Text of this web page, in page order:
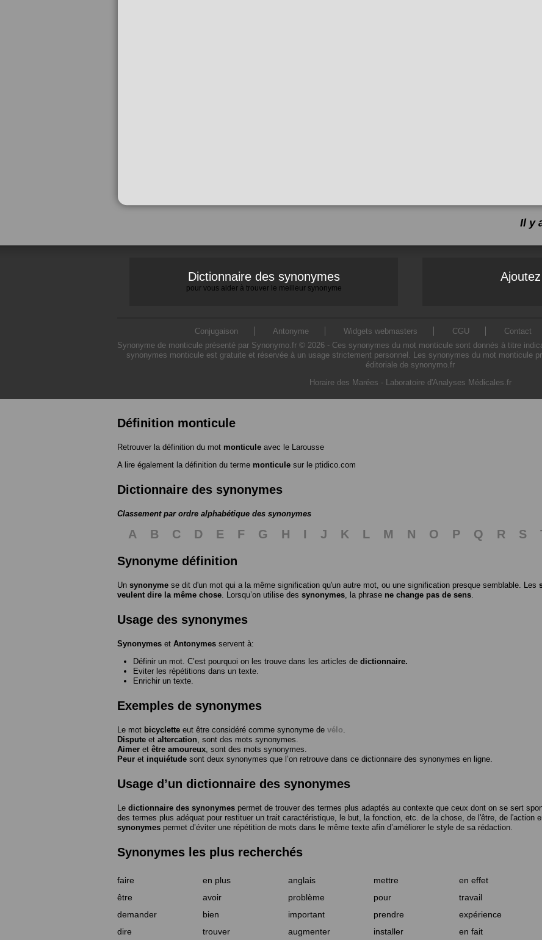
Il y
Dictionnaire des synonymes
pour vous aider à trouver le meilleur synonyme
Conjugaison Antonyme Widgets webmasters CGU Contact
Synonyme de monticule présenté par Synonymo.fr © 2026 - Ces synonymes du mot monticule sont donnés à titre
synonymes monticule est gratuite et réservée à un usage strictement personnel. Les synonymes du mot monticule
éditoriale de synonymo.fr
Horaire des Marées - Laboratoire d'Analyses Médicales.fr
Définition monticule
Retrouver la définition du mot monticule avec le Larousse
A lire également la définition du terme monticule sur le ptidico.com
Dictionnaire des synonymes
Classement par ordre alphabétique des synonymes
A B C D E F G H I J K L M N O P Q R S
Synonyme définition
Un synonyme se dit d'un mot qui a la même signification qu'un autre mot, ou une signification presque semblable. Les
veulent dire la même chose . Lorsqu’on utilise des synonymes , la phrase ne change pas de sens
Usage des synonymes
Synonymes et Antonymes servent à:
Définir un mot. C’est pourquoi on les trouve dans les articles de dictionnaire.
Eviter les répétitions dans un texte.
Enrichir un texte.
Exemples de synonymes
Le mot bicyclette eut être considéré comme synonyme de vélo
Dispute et altercation , sont des mots synonymes.
Aimer et être amoureux , sont des mots synonymes.
Peur et inquiétude sont deux synonymes que l’on retrouve dans ce dictionnaire des synonymes en ligne.
Usage d’un dictionnaire des synonymes
Le dictionnaire des synonymes permet de trouver des termes plus adaptés au contexte que ceux dont on se sert
des termes plus adéquat pour restituer un trait caractéristique, le but, la fonction, etc. de la chose, de l'être, de l'action
synonymes permet d’éviter une répétition de mots dans le même texte afin d’améliorer le style de sa rédaction.
Synonymes les plus recherchés
faire en plus anglais mettre en effet
être
avoir problème pour travail
demander
bien important prendre expérience
dire
trouver augmenter installer en fait